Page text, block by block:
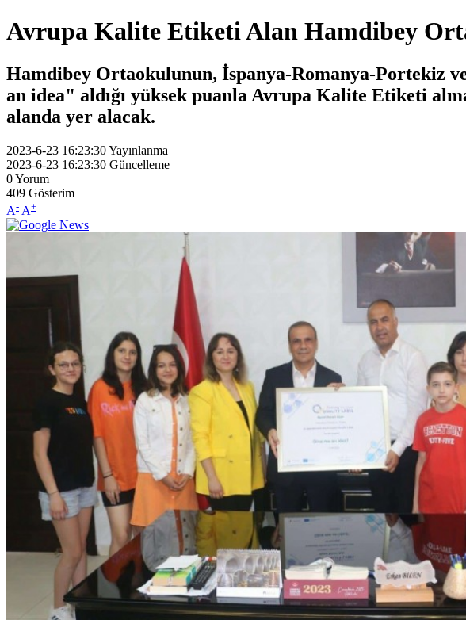
Avrupa Kalite Etiketi Alan Hamdibey
Hamdibey Ortaokulunun, İspanya-Romanya-Portekiz
an idea" aldığı yüksek puanla Avrupa Kalite Etiketi
alanda yer alacak.
2023-6-23 16:23:30Yayınlanma
2023-6-23 16:23:30 Güncelleme
0Yorum
409 Gösterim
A- A+